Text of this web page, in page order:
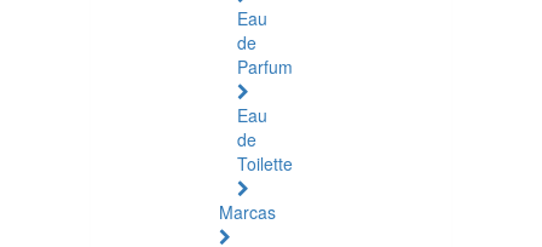
Eau
de
Parfum
Eau
de
Toilette
Marcas